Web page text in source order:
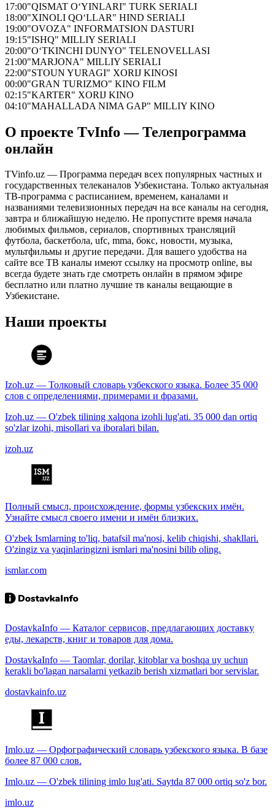
17:00"QISMAT O‘YINLARI" TURK SERIALI
18:00"XINOLI QO‘LLAR" HIND SERIALI
19:00"OVOZA" INFORMATSION DASTURI
19:15"ISHQ" MILLIY SERIALI
20:00"O‘TKINCHI DUNYO" TELENOVELLASI
21:00"MARJONA" MILLIY SERIALI
22:00"STOUN YURAGI" XORIJ KINOSI
00:00"GRAN TURIZMO" KINO FILM
02:15"KARTER" XORIJ KINO
04:10"MAHALLADA NIMA GAP" MILLIY KINO
О проекте TvInfo — Телепрограмма
онлайн
TVinfo.uz — Программа передач всех популярных частных и
государственных телеканалов Узбекистана. Только актуальная
ТВ-программа с расписанием, временем, каналами и
названиями телевизионных передач на все каналы на сегодня,
завтра и ближайшую неделю. Не пропустите время начала
любимых фильмов, сериалов, спортивных трансляций
футбола, баскетбола, ufc, mma, бокс, новости, музыка,
мультфильмы и другие передачи. Для вашего удобства на
сайте все ТВ каналы имеют ссылку на просмотр online, вы
всегда будете знать где смотреть онлайн в прямом эфире
бесплатно или платно лучшие тв каналы вещающие в
Узбекистане.
Наши проекты
Izoh.uz — Толковый словарь узбекского языка. Более 35 000
слов с определениями, примерами и фразами.
Izoh.uz — O'zbek tilining xalqona izohli lug'ati. 35 000 dan ortiq
so'zlar izohi, misollari va iboralari bilan.
izoh.uz
Полный смысл, происхождение, формы узбекских имён.
Узнайте смысл своего имени и имён близких.
O'zbek Ismlarning to'liq, batafsil ma'nosi, kelib chiqishi, shakllari.
O'zingiz va yaqinlaringizni ismlari ma'nosini bilib oling.
ismlar.com
DostavkaInfo — Каталог сервисов, предлагающих доставку
еды, лекарств, книг и товаров для дома.
DostavkaInfo — Taomlar, dorilar, kitoblar va boshqa uy uchun
kerakli bo'lagan narsalarni yetkazib berish xizmatlari bor servislar.
dostavkainfo.uz
Imlo.uz — Орфографический словарь узбекского языка. В базе
более 87 000 слов.
Imlo.uz — O'zbek tilining imlo lug'ati. Saytda 87 000 ortiq so'z bor.
imlo.uz